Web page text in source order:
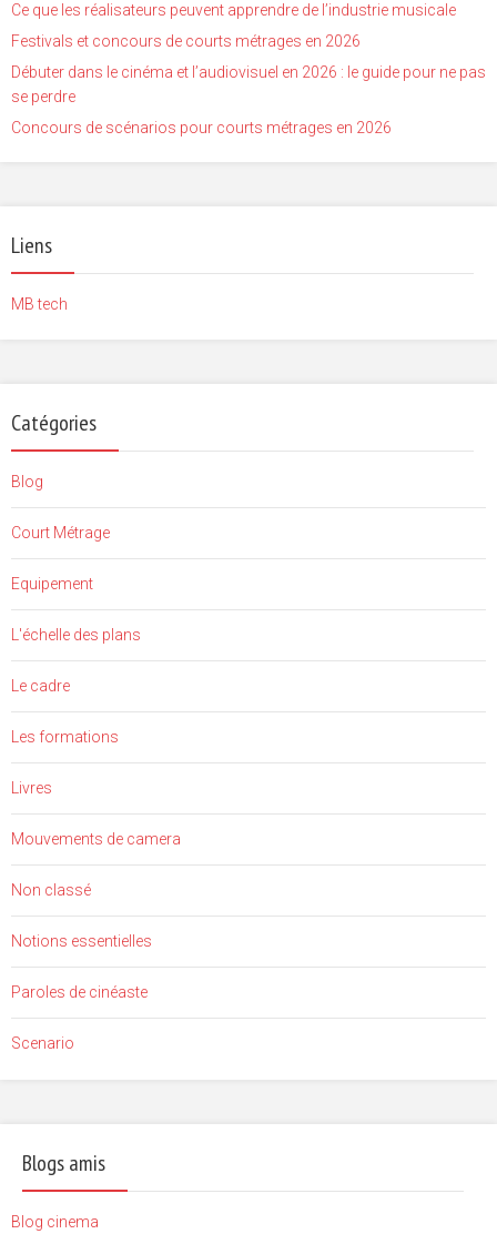
Ce que les réalisateurs peuvent apprendre de l’industrie musicale
Festivals et concours de courts métrages en 2026
Débuter dans le cinéma et l’audiovisuel en 2026 : le guide pour ne pas
se perdre
Concours de scénarios pour courts métrages en 2026
Liens
MB tech
Catégories
Blog
Court Métrage
Equipement
L'échelle des plans
Le cadre
Les formations
Livres
Mouvements de camera
Non classé
Notions essentielles
Paroles de cinéaste
Scenario
Blogs amis
Blog cinema